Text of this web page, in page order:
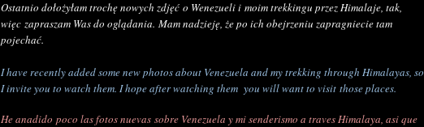
Ostatnio dołożyłam trochę nowych zdjęć o Wenezueli i moim trekkingu przez Himalaje, tak,
więc zapraszam Was do oglądania. Mam nadzieję, że po ich obejrzeniu zapragniecie tam
pojechać.
I have recently added some new photos about Venezuela and my trekking through Himalayas, so
I invite you to watch them. I hope after watching them you will want to visit those places.
He anadido poco las fotos nuevas sobre Venezuela y mi senderismo a traves Himalaya, asi que